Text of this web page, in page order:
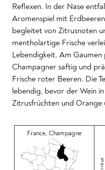
Reflexen. In der Nase
Aromenspiel mit
begleitet von Zitrusnoten
mentholartige Frische
Lebendigkeit. Am
Champagner saftig und
Frische roter Beeren. Die
lebendig, bevor der Wein
Zitrusfrüchten und Orange
France, Champagne
terreux